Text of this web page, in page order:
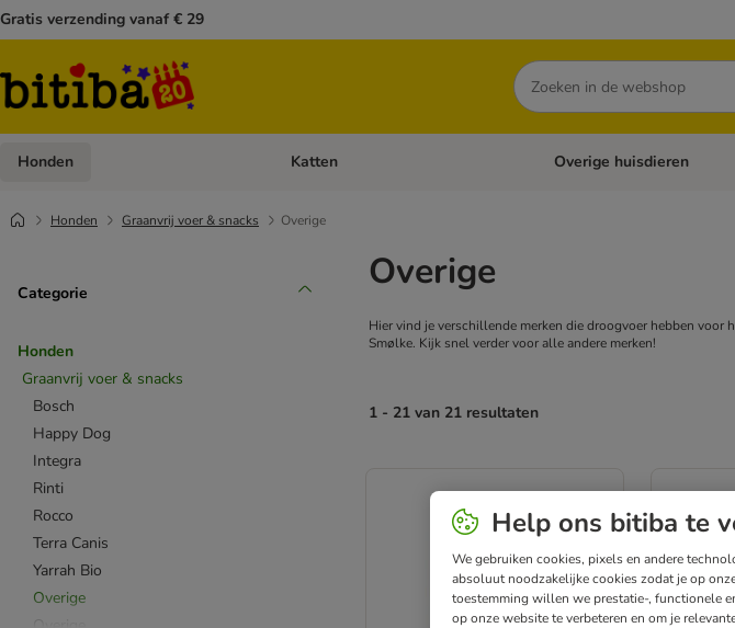
Gratis verzending vanaf € 29
Zoeken
Honden Open categoriemenu: Honden
Katten Open categoriemenu: Katten
Overige huisdieren
Honden Graanvrij voer & snacks Overige
Categorie
Honden
Graanvrij voer & snacks
Bosch
Happy Dog
Integra
Rinti
Rocco
Terra Canis
Yarrah Bio
Overige
Overige
Hier vind je verschillende merken die droogvoer hebben voor
Smølke. Kijk snel verder voor alle andere merken!
1 - 21 van 21 resultaten
Help ons bitiba te
We gebruiken cookies, pixels en andere
absoluut noodzakelijke cookies zodat je op
toestemming willen we prestatie-, functionele
op onze website te verbeteren en om je